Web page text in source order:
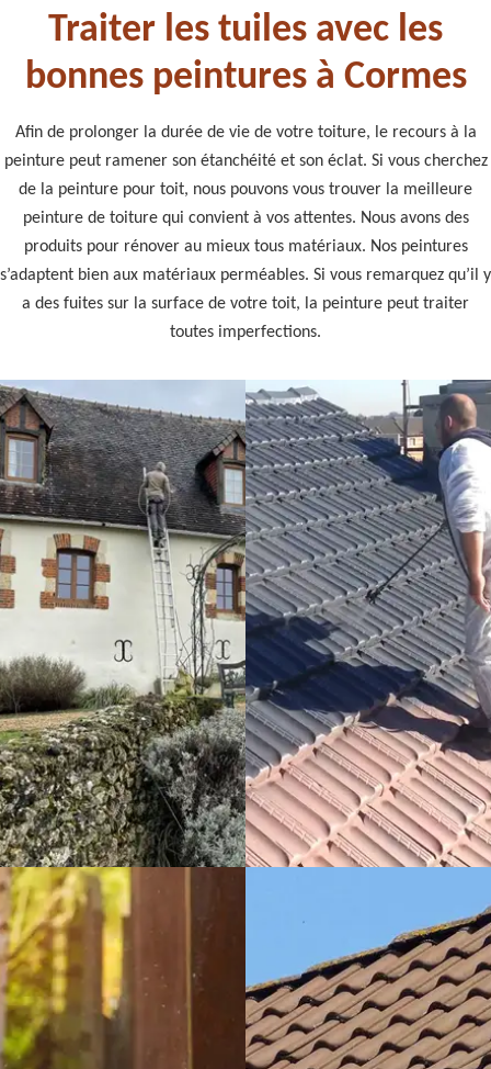
Traiter les tuiles avec les
bonnes peintures à Cormes
Afin de prolonger la durée de vie de votre toiture, le recours à la
peinture peut ramener son étanchéité et son éclat. Si vous cherchez
de la peinture pour toit, nous pouvons vous trouver la meilleure
peinture de toiture qui convient à vos attentes. Nous avons des
produits pour rénover au mieux tous matériaux. Nos peintures
s’adaptent bien aux matériaux perméables. Si vous remarquez qu’il y
a des fuites sur la surface de votre toit, la peinture peut traiter
toutes imperfections.